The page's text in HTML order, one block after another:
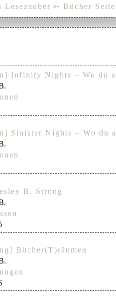
➳ Bücher
Infinity Nights – Wo du
Sinister Nights – Wo du
B. Strong
Bücher(T)räumen